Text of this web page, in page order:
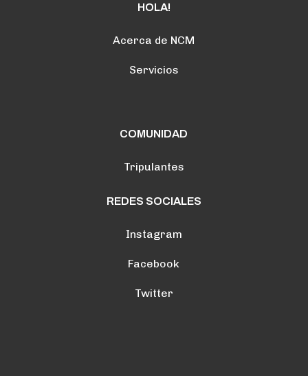
HOLA!
Acerca de NCM
Servicios
COMUNIDAD
Tripulantes
REDES SOCIALES
Instagram
Facebook
Twitter